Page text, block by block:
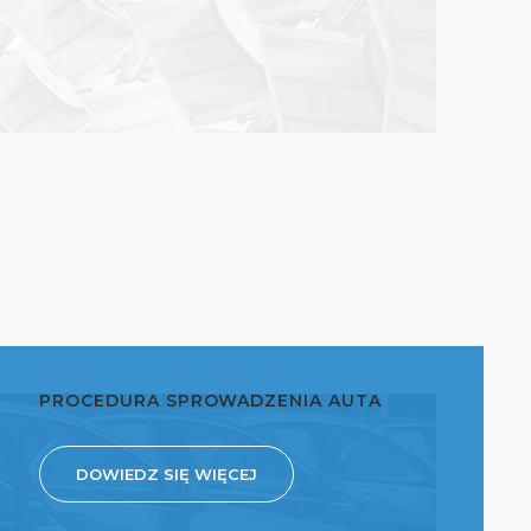
PROCEDURA SPROWADZENIA AUTA
DOWIEDZ SIĘ WIĘCEJ